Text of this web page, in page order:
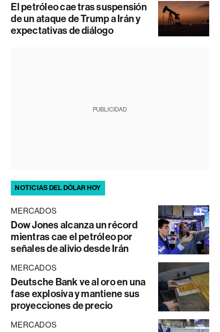
El petróleo cae tras suspensión
de un ataque de Trump a Irán y
expectativas de diálogo
PUBLICIDAD
NOTICIAS DEL DÓLAR HOY
MERCADOS
Dow Jones alcanza un récord
mientras cae el petróleo por
señales de alivio desde Irán
MERCADOS
Deutsche Bank ve al oro en una
fase explosiva y mantiene sus
proyecciones de precio
MERCADOS